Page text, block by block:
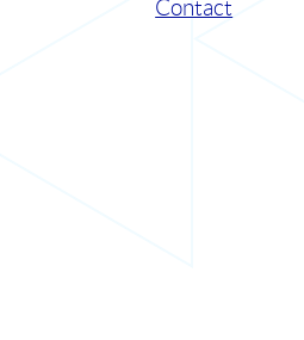
Contact